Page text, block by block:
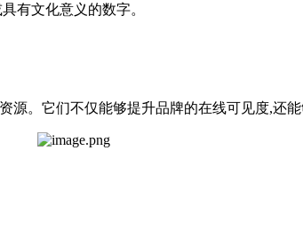
有文化意义的数字。
。它们不仅能够提升品牌的在线可见度,还